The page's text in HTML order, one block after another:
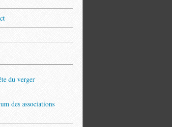
du verger
des associations